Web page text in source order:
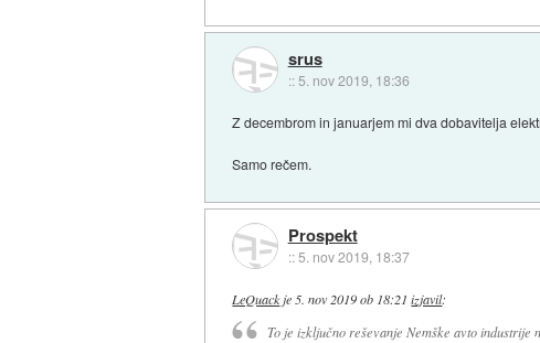
srus
:: 5. nov 2019, 18:36
Z decembrom in januarjem mi dva dobavitelja
Samo rečem.
Prospekt
::5. nov 2019, 18:37
LeQuackje 5. nov 2019 ob 18:21 izjavil:
To je izključno reševanje Nemške avto industrije